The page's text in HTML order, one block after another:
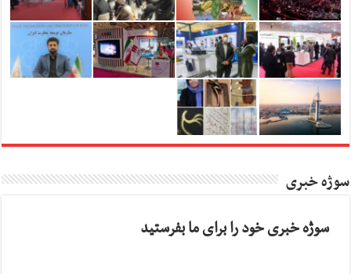
سوژه خبری
سوژه خبری خود را برای ما بفرستید